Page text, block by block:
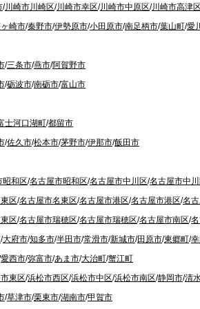
/川崎市川崎区/川崎市幸区/川崎市中原区/川崎市高津区
崎市/秦野市/伊勢原市/小田原市/南足柄市/葉山町/愛
/三条市/燕市/阿賀野市
/砺波市/南砺市/富山市
士河口湖町/都留市
/佐久市/松本市/茅野市/伊那市/飯田市
昭和区/名古屋市昭和区/名古屋市中川区/名古屋市中
区/名古屋市名東区/名古屋市港区/名古屋市港区/名
区/名古屋市瑞穂区/名古屋市瑞穂区/名古屋市南区/
/大府市/知多市/半田市/常滑市/新城市/田原市/東郷町/
愛西市/弥富市/あま市/大治町/蟹江町
東区/浜松市西区/浜松市中区/浜松市南区/静岡市/清
/草津市/栗東市/湖南市/甲賀市